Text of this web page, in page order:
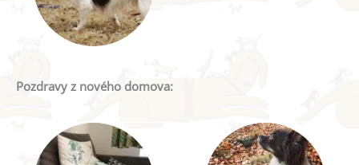
Pozdravy z nového domova: